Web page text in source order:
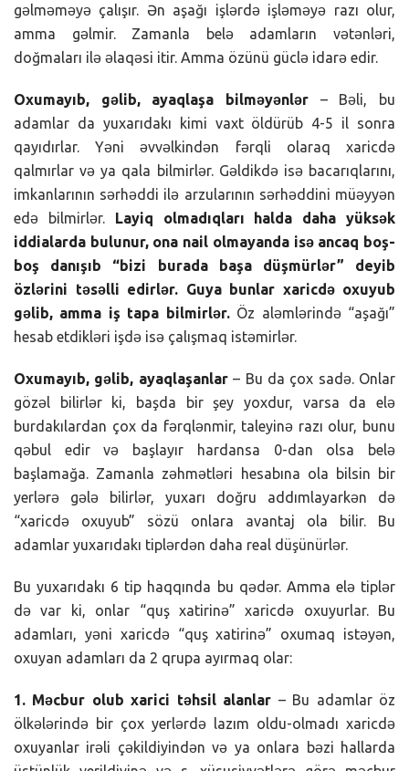
gəlməməyə çalışır. Ən aşağı işlərdə işləməyə razı olur,
amma gəlmir. Zamanla belə adamların vətənləri,
doğmaları ilə əlaqəsi itir. Amma özünü güclə idarə edir.
Oxumayıb, gəlib, ayaqlaşa bilməyənlər – Bəli, bu
adamlar da yuxarıdakı kimi vaxt öldürüb 4-5 il sonra
qayıdırlar. Yəni əvvəlkindən fərqli olaraq xaricdə
qalmırlar və ya qala bilmirlər. Gəldikdə isə bacarıqlarını,
imkanlarının sərhəddi ilə arzularının sərhəddini müəyyən
edə bilmirlər. Layiq olmadıqları halda daha yüksək
iddialarda bulunur, ona nail olmayanda isə ancaq boş-
boş danışıb “bizi burada başa düşmürlər” deyib
özlərini təsəlli edirlər. Guya bunlar xaricdə oxuyub
gəlib, amma iş tapa bilmirlər.Öz aləmlərində “aşağı”
hesab etdikləri işdə isə çalışmaq istəmirlər.
Oxumayıb, gəlib, ayaqlaşanlar– Bu da çox sadə. Onlar
gözəl bilirlər ki, başda bir şey yoxdur, varsa da elə
burdakılardan çox da fərqlənmir, taleyinə razı olur, bunu
qəbul edir və başlayır hardansa 0-dan olsa belə
başlamağa. Zamanla zəhmətləri hesabına ola bilsin bir
yerlərə gələ bilirlər, yuxarı doğru addımlayarkən də
“xaricdə oxuyub” sözü onlara avantaj ola bilir. Bu
adamlar yuxarıdakı tiplərdən daha real düşünürlər.
Bu yuxarıdakı 6 tip haqqında bu qədər. Amma elə tiplər
də var ki, onlar “quş xatirinə” xaricdə oxuyurlar. Bu
adamları, yəni xaricdə “quş xatirinə” oxumaq istəyən,
oxuyan adamları da 2 qrupa ayırmaq olar:
1. Məcbur olub xarici təhsil alanlar – Bu adamlar öz
ölkələrində bir çox yerlərdə lazım oldu-olmadı xaricdə
oxuyanlar irəli çəkildiyindən və ya onlara bəzi hallarda